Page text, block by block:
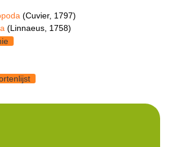
(Cuvier, 1797)
(Linnaeus, 1758)